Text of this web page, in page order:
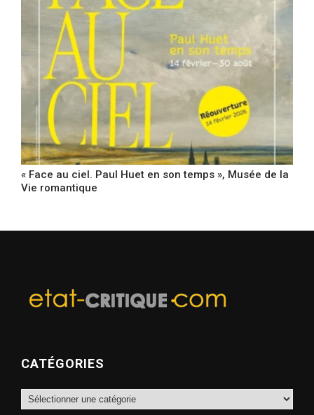
« Face au ciel. Paul Huet en son temps », Musée de la
Vie romantique
CATÉGORIES
Catégories